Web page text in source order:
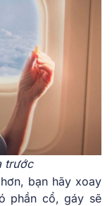
trước
bạn hãy xoay
phần cổ, gáy sẽ